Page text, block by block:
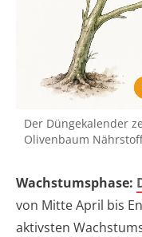
Der Düngekalender
Olivenbaum
Wachstumsphase:
von Mitte April bis
aktivsten